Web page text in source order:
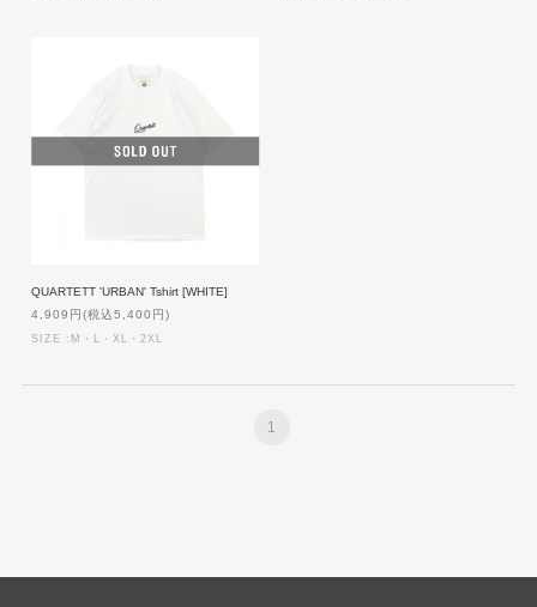
QUARTETT 'URBAN' Tshirt [WHITE]
4,909円(税込5,400円)
SIZE :M・L・XL・2XL
1